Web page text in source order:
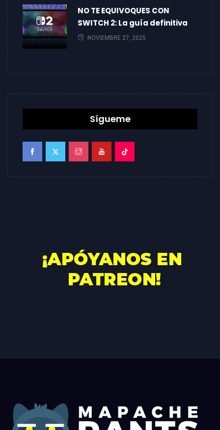
NO TE EQUIVOQUES CON
SWITCH 2: La guía definitiva
NOVIEMBRE 27, 2025
Sígueme